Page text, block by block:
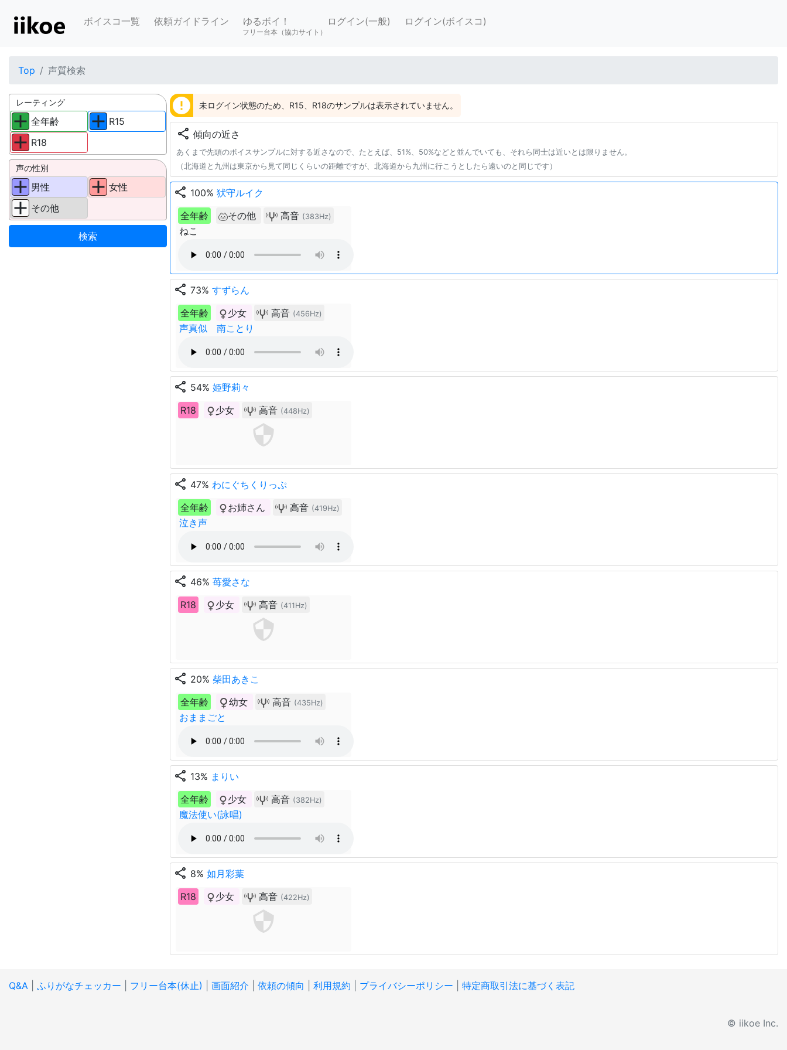
ボイスコ一覧 依頼ガイドライン ゆるボイ！
フリー台本（協力サイト）
ログイン(一般) ログイン(ボイスコ)
Top 声質検索
レーティング
全年齢
R18
R15
声の性別
男性
その他
女性
error 未ログイン状態のため、R15、R18のサンプルは表示されていません。
share 傾向の近さ
あくまで先頭のボイスサンプルに対する近さなので、たとえば、51%、50%などと並んでいても、それら同士は近いとは限りません。
（北海道と九州は東京から見て同じくらいの距離ですが、北海道から九州に行こうとしたら遠いのと同じです）
share 100% 犾守ルイク
全年齢
その他 高音 (383Hz)
ねこ
share 73% すずらん
全年齢
少女 高音 (456Hz)
声真似 南ことり
share 54% 姫野莉々
R18
少女 高音 (448Hz)
share 47% わにぐちくりっぷ
全年齢
お姉さん 高音 (419Hz)
泣き声
share 46% 苺愛さな
R18
少女 高音 (411Hz)
share 20% 柴田あきこ
全年齢
幼女 高音 (435Hz)
おままごと
share 13% まりい
全年齢
少女 高音 (382Hz)
魔法使い(詠唱)
share 8% 如月彩葉
R18
少女 高音 (422Hz)
Q&A ふりがなチェッカー フリー台本(休止) 画面紹介 依頼の傾向 利用規約 プライバシーポリシー 特定商取引法に基づく表記
© iikoe Inc.